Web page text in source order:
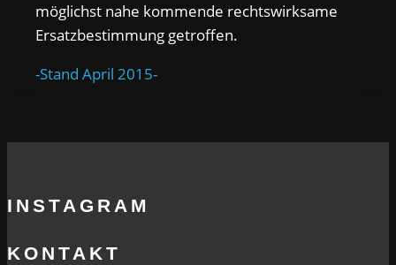
möglichst nahe kommende rechtswirksame
Ersatzbestimmung getroffen.
-Stand April 2015-
INSTAGRAM
KONTAKT